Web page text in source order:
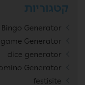
קטגוריות
Bingo Generator
Generator
dice generator
Generator
festisite